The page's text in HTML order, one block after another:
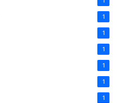
1
1
1
1
1
1